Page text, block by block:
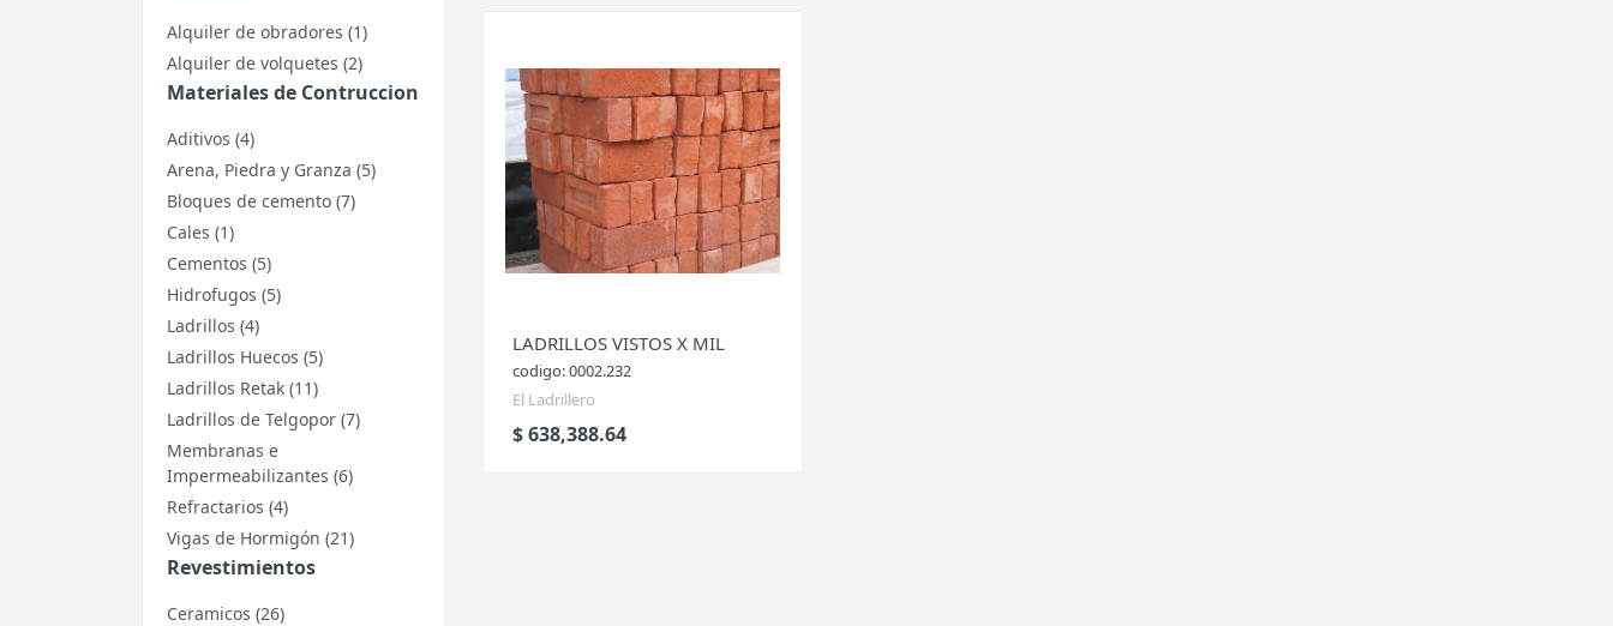
Alquiler de obradores (1)
Alquiler de volquetes (2)
Materiales de Contruccion
Aditivos (4)
Arena, Piedra y Granza (5)
Bloques de cemento (7)
Cales (1)
Cementos (5)
Hidrofugos (5)
Ladrillos (4)
Ladrillos Huecos (5)
Ladrillos Retak (11)
Ladrillos de Telgopor (7)
Membranas e
Impermeabilizantes (6)
Refractarios (4)
Vigas de Hormigón (21)
Revestimientos
Ceramicos (26)
LADRILLOS VISTOS X MIL
codigo: 0002.232
El Ladrillero
$ 638,388.64